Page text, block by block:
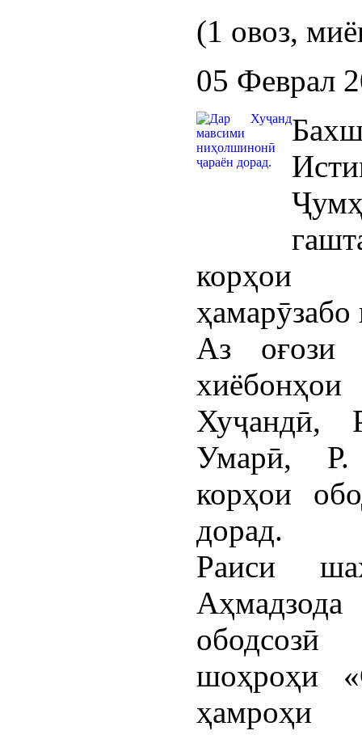
(1 овоз,
05 Феврал
корҳои
ҳамарӯзабо
Аз оғози
Хуҷандӣ,
Умарӣ, Р.
корҳои
дорад.
Раиси
шоҳроҳи
ҳамроҳи